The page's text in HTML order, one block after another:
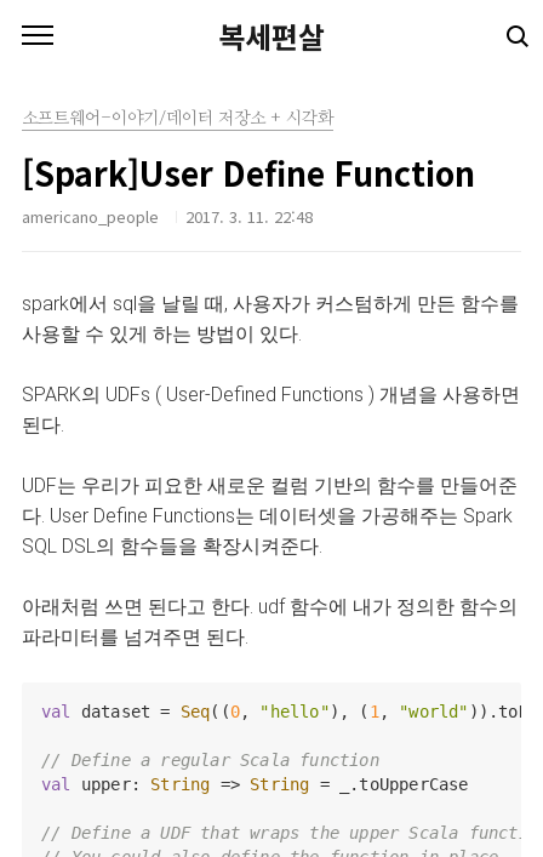
복세편살
소프트웨어-이야기/데이터 저장소 + 시각화
[Spark]User Define Function
americano_people 2017. 3. 11. 22:48
spark에서 sql을 날릴 때, 사용자가 커스텀하게 만든 함수를
사용할 수 있게 하는 방법이 있다.
SPARK의 UDFs ( User-Defined Functions ) 개념을 사용하면
된다.
UDF는 우리가 피요한 새로운 컬럼 기반의 함수를 만들어준
다. User Define Functions는 데이터셋을 가공해주는 Spark
SQL DSL의 함수들을 확장시켜준다.
아래처럼 쓰면 된다고 한다. udf 함수에 내가 정의한 함수의
파라미터를 넘겨주면 된다.
val dataset = Seq((0, "hello"), ( 1 , "world"
// Define a regular Scala function
val
upper: String => String = _.toUpperCase
// Define a UDF that wraps the upper Scala